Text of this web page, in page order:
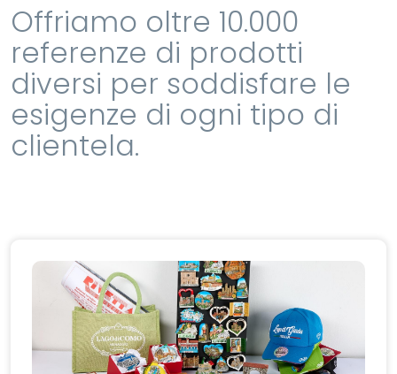
Offriamo oltre 10.000
referenze di prodotti
diversi per soddisfare le
esigenze di ogni tipo di
clientela.